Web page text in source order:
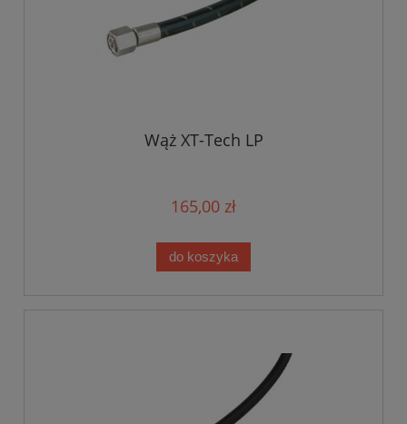
Wąż XT-Tech LP
165,00 zł
do koszyka